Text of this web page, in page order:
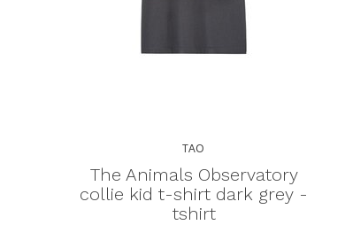
TAO
The Animals Observatory
collie kid t-shirt dark grey -
tshirt